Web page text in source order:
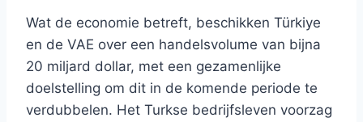
Wat de economie betreft, beschikken Türkiye
en de VAE over een handelsvolume van bijna
20 miljard dollar, met een gezamenlijke
doelstelling om dit in de komende periode te
verdubbelen. Het Turkse bedrijfsleven voorzag